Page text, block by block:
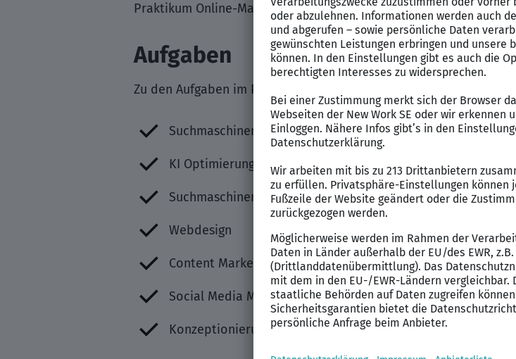
Praktikum Online-Marketing / Marketing / KI / AI
Aufgaben
Zu den Aufgaben im Praktikum gehören u.a. nachfolgenden Themen:
Suchmaschinenoptimierung (SEO)
KI Optimierung (GEO)
Suchmaschinenwerbung (SEA)
Webdesign
Content Marketing
Social Media Marketing (SMM)
Konzeptionierung